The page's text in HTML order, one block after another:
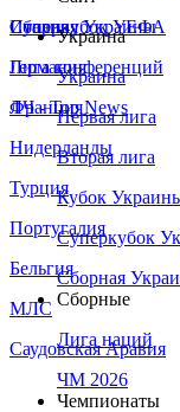
Сборная Украины
Италия
Германия
Франция
Нидерланды
Турция
Португалия
Бельгия
МЛС
Саудовская Аравия
Суперкубок УЕФА
Лига конференций
ЛЧ - Top News
Украина
Украина
Первая лига
Вторая лига
Кубок
Суперкубок
Сборная
Сборные
Лига наций
ЧМ 2026
Чемпионаты